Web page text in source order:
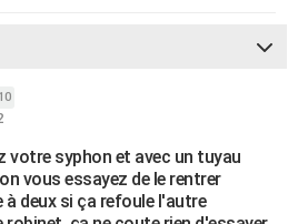
votre syphon et avec un tuyau
vous essayez de le rentrer
à deux si ça refoule l'autre